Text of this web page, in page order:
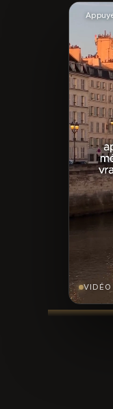
VIDÉO